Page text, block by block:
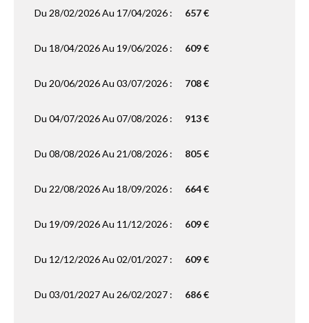
Du 28/02/2026 Au 17/04/2026 : 657 €
Du 18/04/2026 Au 19/06/2026 : 609 €
Du 20/06/2026 Au 03/07/2026 : 708 €
Du 04/07/2026 Au 07/08/2026 : 913 €
Du 08/08/2026 Au 21/08/2026 : 805 €
Du 22/08/2026 Au 18/09/2026 : 664 €
Du 19/09/2026 Au 11/12/2026 : 609 €
Du 12/12/2026 Au 02/01/2027 : 609 €
Du 03/01/2027 Au 26/02/2027 : 686 €